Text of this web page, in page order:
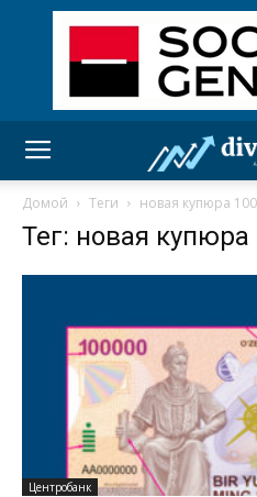
Домой Теги новая купюра
Тег: новая
Центробанк